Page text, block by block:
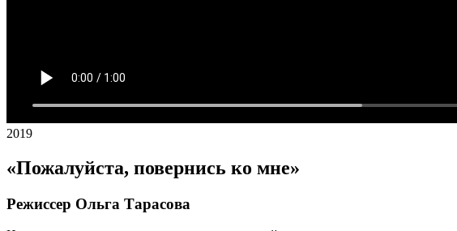
2019
«Пожалуйста, повернись ко мне»
Режиссер Ольга Тарасова